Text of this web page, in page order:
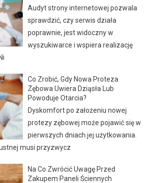
Audyt strony internetowej pozwala
sprawdzić, czy serwis działa
poprawnie, jest widoczny w
wyszukiwarce i wspiera realizację
Co Zrobić, Gdy Nowa Proteza
Zębowa Uwiera Dziąsła Lub
Powoduje Otarcia?
Dyskomfort po założeniu nowej
protezy zębowej może pojawić się w
pierwszych dniach jej użytkowania.
musi przyzwycz
Na Co Zwrócić Uwagę Przed
Zakupem Paneli Ściennych